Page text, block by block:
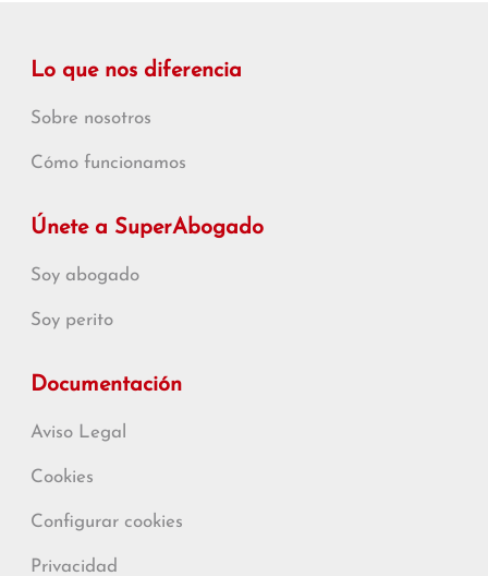
Lo que nos diferencia
Sobre nosotros
Cómo funcionamos
Únete a SuperAbogado
Soy abogado
Soy perito
Documentación
Aviso Legal
Cookies
Configurar cookies
Privacidad